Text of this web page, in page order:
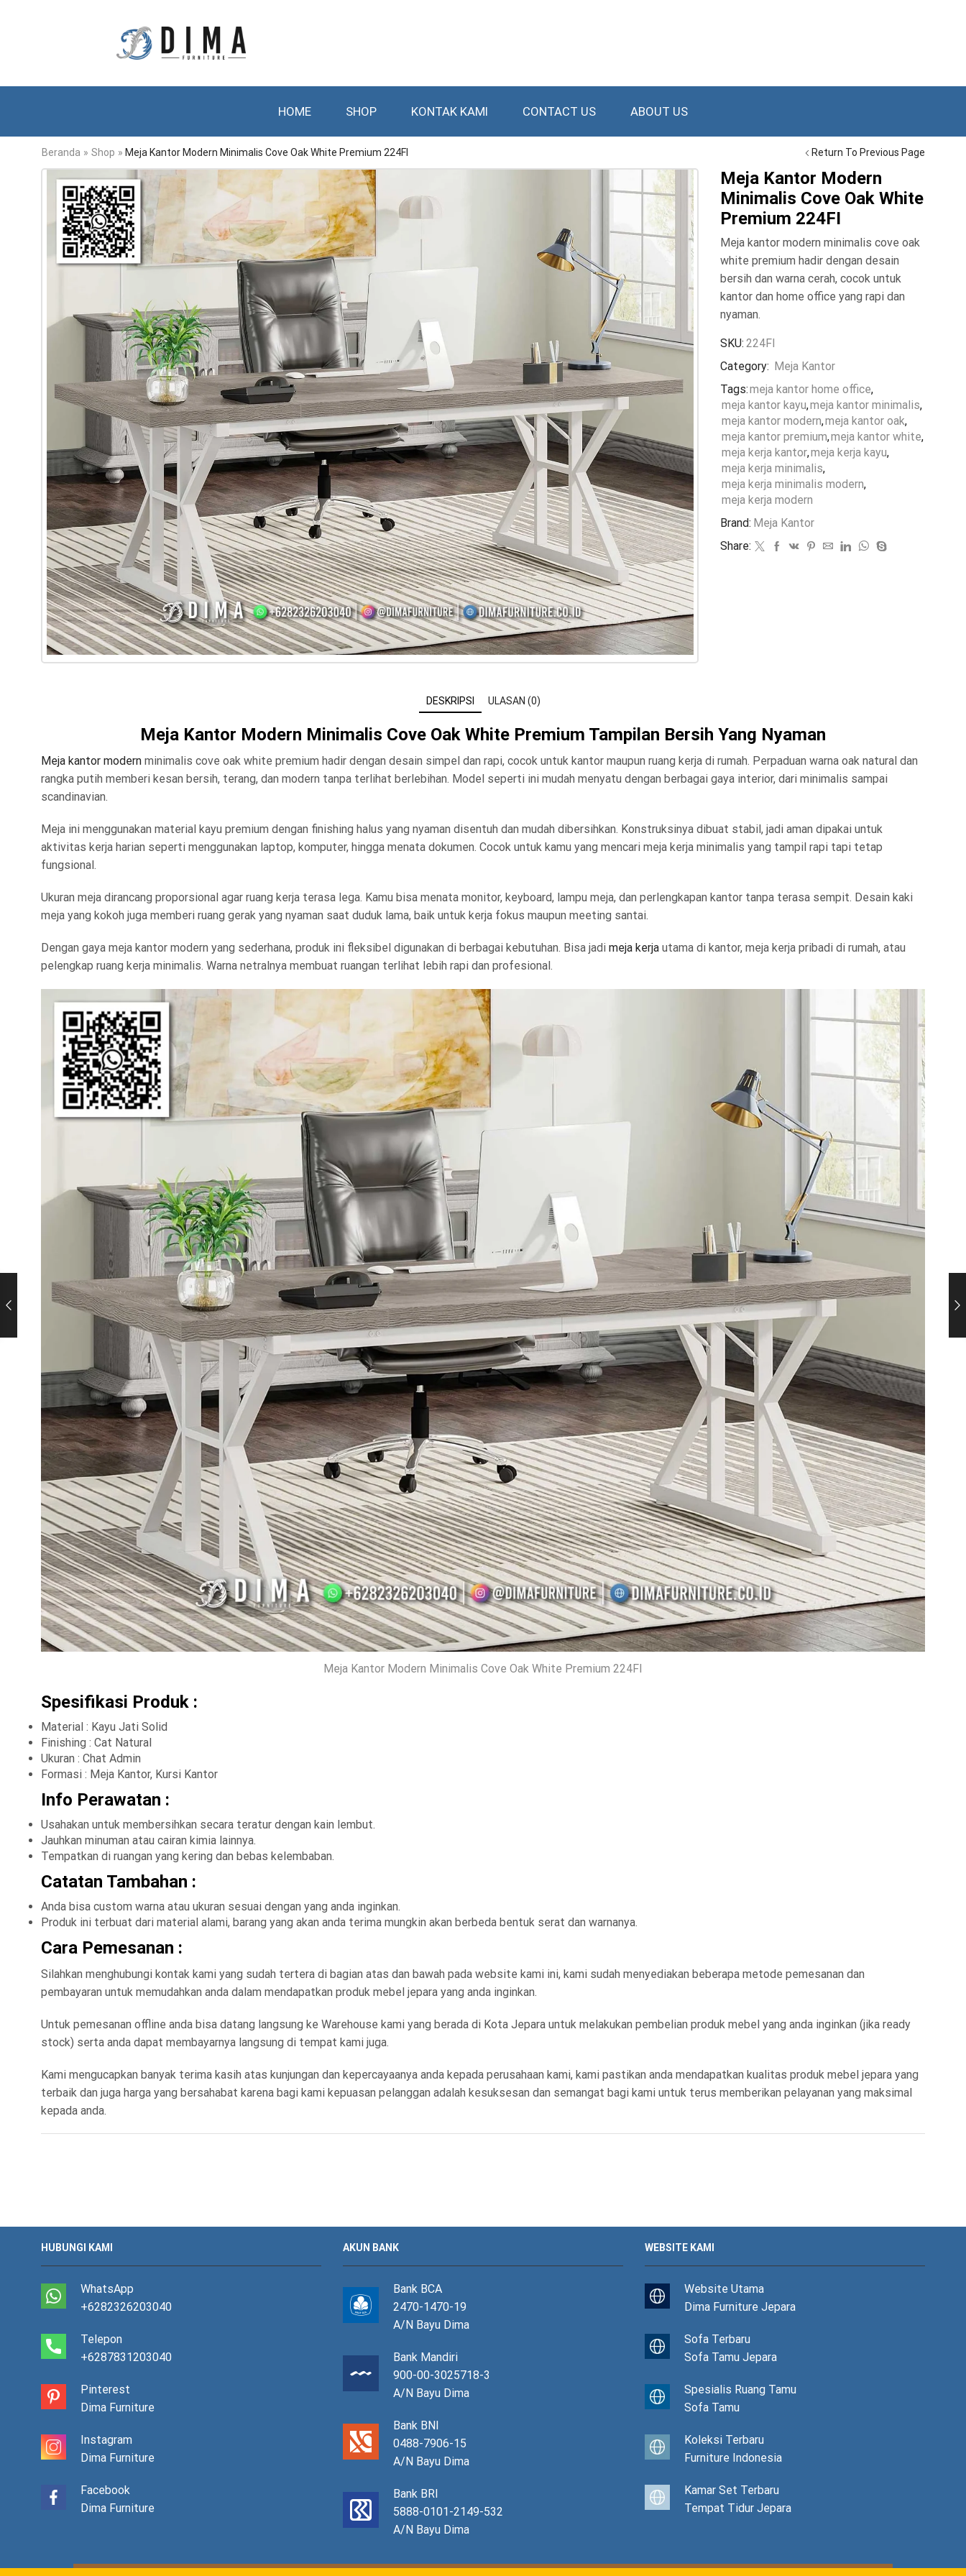
HOME SHOP KONTAK KAMI CONTACT US ABOUT US
Return To Previous Page
Beranda » Shop » Meja Kantor Modern Minimalis Cove Oak White Premium 224FI
Meja Kantor Modern
Minimalis Cove Oak White
Premium 224FI
Meja kantor modern minimalis cove oak
white premium hadir dengan desain
bersih dan warna cerah, cocok untuk
kantor dan home office yang rapi dan
nyaman.
SKU: 224FI
Category: Meja Kantor
Tags:meja kantor home office,
meja kantor kayu,meja kantor minimalis,
meja kantor modern,meja kantor oak,
meja kantor premium,meja kantor white,
meja kerja kantor,meja kerja kayu,
meja kerja minimalis,
meja kerja minimalis modern,
meja kerja modern
Brand: Meja Kantor
Share:
DESKRIPSI ULASAN (0)
Meja Kantor Modern Minimalis Cove Oak White Premium Tampilan Bersih Yang Nyaman
Meja kantor modern minimalis cove oak white premium hadir dengan desain simpel dan rapi, cocok untuk kantor maupun ruang kerja di rumah. Perpaduan warna oak natural dan
rangka putih memberi kesan bersih, terang, dan modern tanpa terlihat berlebihan. Model seperti ini mudah menyatu dengan berbagai gaya interior, dari minimalis sampai
scandinavian.
Meja ini menggunakan material kayu premium dengan finishing halus yang nyaman disentuh dan mudah dibersihkan. Konstruksinya dibuat stabil, jadi aman dipakai untuk
aktivitas kerja harian seperti menggunakan laptop, komputer, hingga menata dokumen. Cocok untuk kamu yang mencari meja kerja minimalis yang tampil rapi tapi tetap
fungsional.
Ukuran meja dirancang proporsional agar ruang kerja terasa lega. Kamu bisa menata monitor, keyboard, lampu meja, dan perlengkapan kantor tanpa terasa sempit. Desain kaki
meja yang kokoh juga memberi ruang gerak yang nyaman saat duduk lama, baik untuk kerja fokus maupun meeting santai.
Dengan gaya meja kantor modern yang sederhana, produk ini fleksibel digunakan di berbagai kebutuhan. Bisa jadi meja kerja utama di kantor, meja kerja pribadi di rumah, atau
pelengkap ruang kerja minimalis. Warna netralnya membuat ruangan terlihat lebih rapi dan profesional.
Meja Kantor Modern Minimalis Cove Oak White Premium 224FI
Spesifikasi Produk :
Material : Kayu Jati Solid
Finishing : Cat Natural
Ukuran : Chat Admin
Formasi : Meja Kantor, Kursi Kantor
Info Perawatan :
Usahakan untuk membersihkan secara teratur dengan kain lembut.
Jauhkan minuman atau cairan kimia lainnya.
Tempatkan di ruangan yang kering dan bebas kelembaban.
Catatan Tambahan :
Anda bisa custom warna atau ukuran sesuai dengan yang anda inginkan.
Produk ini terbuat dari material alami, barang yang akan anda terima mungkin akan berbeda bentuk serat dan warnanya.
Cara Pemesanan :
Silahkan menghubungi kontak kami yang sudah tertera di bagian atas dan bawah pada website kami ini, kami sudah menyediakan beberapa metode pemesanan dan
pembayaran untuk memudahkan anda dalam mendapatkan produk mebel jepara yang anda inginkan.
Untuk pemesanan offline anda bisa datang langsung ke Warehouse kami yang berada di Kota Jepara untuk melakukan pembelian produk mebel yang anda inginkan (jika ready
stock) serta anda dapat membayarnya langsung di tempat kami juga.
Kami mengucapkan banyak terima kasih atas kunjungan dan kepercayaanya anda kepada perusahaan kami, kami pastikan anda mendapatkan kualitas produk mebel jepara yang
terbaik dan juga harga yang bersahabat karena bagi kami kepuasan pelanggan adalah kesuksesan dan semangat bagi kami untuk terus memberikan pelayanan yang maksimal
kepada anda.
HUBUNGI KAMI
WhatsApp
+6282326203040
Telepon
+6287831203040
Pinterest
Dima Furniture
Instagram
Dima Furniture
Facebook
Dima Furniture
AKUN BANK
Bank BCA
2470-1470-19
A/N Bayu Dima
Bank Mandiri
900-00-3025718-3
A/N Bayu Dima
Bank BNI
0488-7906-15
A/N Bayu Dima
Bank BRI
5888-0101-2149-532
A/N Bayu Dima
WEBSITE KAMI
Website Utama
Dima Furniture Jepara
Sofa Terbaru
Sofa Tamu Jepara
Spesialis Ruang Tamu
Sofa Tamu
Koleksi Terbaru
Furniture Indonesia
Kamar Set Terbaru
Tempat Tidur Jepara